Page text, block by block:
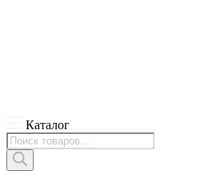
Каталог
Поиск
товаров